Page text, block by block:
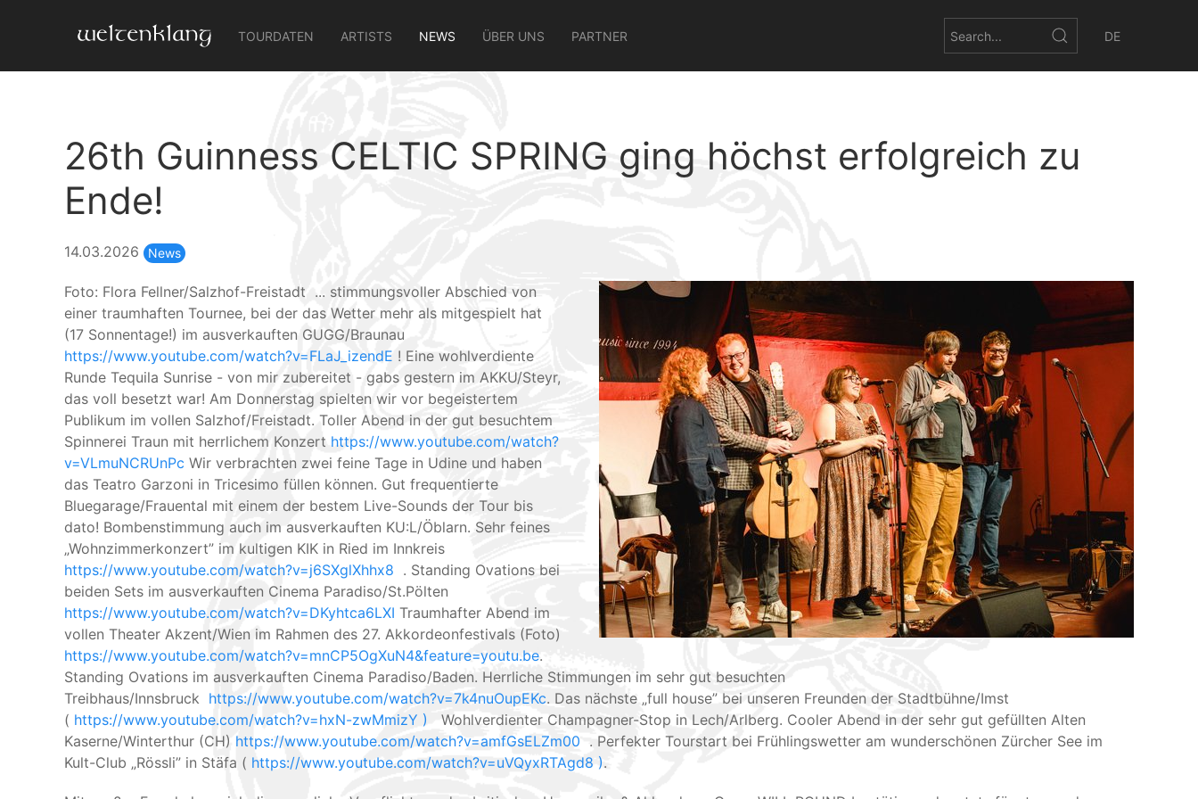
TOURDATEN ARTISTS NEWS ÜBER UNS PARTNER DE
26th Guinness CELTIC SPRING ging höchst erfolgreich zu
Ende!
14.03.2026 News
Foto: Flora Fellner/Salzhof-Freistadt ... stimmungsvoller Abschied von
einer traumhaften Tournee, bei der das Wetter mehr als mitgespielt hat
(17 Sonnentage!) im ausverkauften GUGG/Braunau
https://www.youtube.com/watch?v=FLaJ_izendE ! Eine wohlverdiente
Runde Tequila Sunrise - von mir zubereitet - gabs gestern im AKKU/Steyr,
das voll besetzt war! Am Donnerstag spielten wir vor begeistertem
Publikum im vollen Salzhof/Freistadt. Toller Abend in der gut besuchtem
Spinnerei Traun mit herrlichem Konzert https://www.youtube.com/watch?
v=VLmuNCRUnPc Wir verbrachten zwei feine Tage in Udine und haben
das Teatro Garzoni in Tricesimo füllen können. Gut frequentierte
Bluegarage/Frauental mit einem der bestem Live-Sounds der Tour bis
dato! Bombenstimmung auch im ausverkauften KU:L/Öblarn. Sehr feines
„Wohnzimmerkonzert” im kultigen KIK in Ried im Innkreis
https://www.youtube.com/watch?v=j6SXglXhhx8 . Standing Ovations bei
beiden Sets im ausverkauften Cinema Paradiso/St.Pölten
https://www.youtube.com/watch?v=DKyhtca6LXI Traumhafter Abend im
vollen Theater Akzent/Wien im Rahmen des 27. Akkordeonfestivals (Foto)
https://www.youtube.com/watch?v=mnCP5OgXuN4&feature=youtu.be.
Standing Ovations im ausverkauften Cinema Paradiso/Baden. Herrliche Stimmungen im sehr gut besuchten
Treibhaus/Innsbruck https://www.youtube.com/watch?v=7k4nuOupEKc. Das nächste „full house” bei unseren Freunden der Stadtbühne/Imst
( https://www.youtube.com/watch?v=hxN-zwMmizY ) Wohlverdienter Champagner-Stop in Lech/Arlberg. Cooler Abend in der sehr gut gefüllten Alten
Kaserne/Winterthur (CH) https://www.youtube.com/watch?v=amfGsELZm00 . Perfekter Tourstart bei Frühlingswetter am wunderschönen Zürcher See im
Kult-Club „Rössli” in Stäfa ( https://www.youtube.com/watch?v=uVQyxRTAgd8 ).